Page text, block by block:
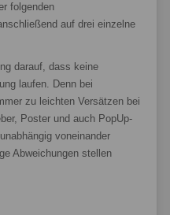
folgenden
auf drei einzelne
darauf, dass keine
laufen. Denn bei
zu leichten Versätzen bei
Poster und auch PopUp-
voneinander
Abweichungen stellen